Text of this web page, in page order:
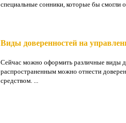
специальные сонники, которые бы смогли
Виды доверенностей на
Сейчас можно оформить различные виды
распространенным можно отнести
средством. ...